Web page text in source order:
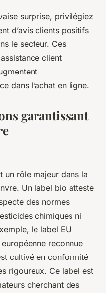
surprise, privilégiez
d’avis clients positifs
le secteur. Ces
client
dans l’achat en ligne.
garantissant
un rôle majeur dans la
Un label bio atteste
des normes
chimiques ni
le label EU
reconnue
cultivé en conformité
rigoureux. Ce label est
cherchant des